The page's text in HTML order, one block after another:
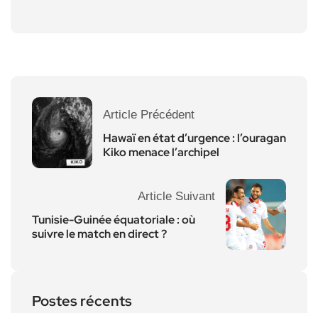
Article Précédent
Hawaï en état d’urgence : l’ouragan
Kiko menace l’archipel
Article Suivant
Tunisie-Guinée équatoriale : où
suivre le match en direct ?
Postes récents